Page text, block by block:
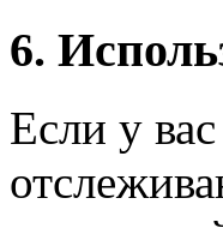
6.
Если у